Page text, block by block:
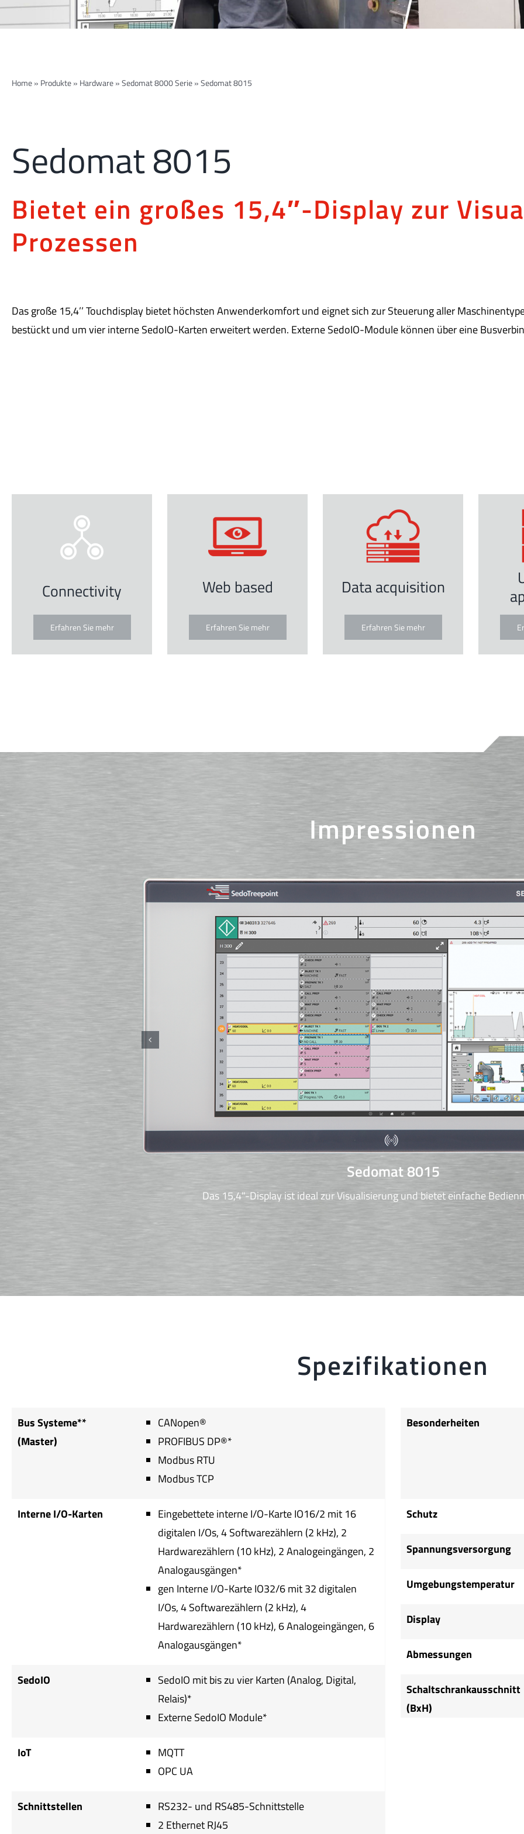
Home» Produkte» Hardware»Sedomat 8000 Serie»Sedomat 8015
Sedomat 8015
Bietet ein großes 15,4″-Display zur
Prozessen
Das große 15,4’’ Touchdisplay bietet höchsten Anwenderkomfort und eignet sich zur Steuerung aller
bestückt und um vier interne SedoIO-Karten erweitert werden. Externe SedoIO-Module können über eine
Connectivity
Erfahren Sie mehr
Web based
Erfahren Sie mehr
Data acquisition
Erfahren Sie mehr
Impressionen
Sedomat 8015
Das 15,4"-Display ist ideal zur Visualisierung und bietet einfache
Spezifikationen
Bus Systeme**
(Master)
CANopen®
PROFIBUS DP®*
Modbus RTU
Modbus TCP
Interne I/O-Karten
Eingebettete interne I/O-Karte IO16/2 mit 16
digitalen I/Os, 4 Softwarezählern (2 kHz), 2
Hardwarezählern (10 kHz), 2 Analogeingängen, 2
Analogausgängen*
gen Interne I/O-Karte IO32/6 mit 32 digitalen
I/Os, 4 Softwarezählern (2 kHz), 4
Hardwarezählern (10 kHz), 6 Analogeingängen, 6
Analogausgängen*
SedoIO
SedoIO mit bis zu vier Karten (Analog, Digital,
Relais)*
Externe SedoIO Module*
IoT
MQTT
OPC UA
Schnittstellen
RS232- und RS485-Schnittstelle
2 Ethernet RJ45
Besonderheiten
Schutz
Spannungsversorgung
Umgebungstemperatur
Display
Abmessungen
Schaltschrankausschnitt
(BxH)